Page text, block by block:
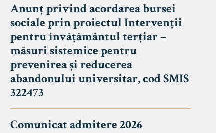
Anunț privind acordarea bursei
sociale prin proiectul Intervenții
pentru învățământul terțiar –
măsuri sistemice pentru
prevenirea și reducerea
abandonului universitar, cod SMIS
322473
Comunicat admitere 2026